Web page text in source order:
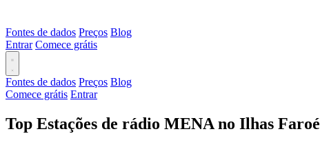
Fontes de dados Preços Blog
Entrar Comece grátis
Fontes de dados Preços Blog
Comece grátis Entrar
Top Estações de rádio MENA no Ilhas